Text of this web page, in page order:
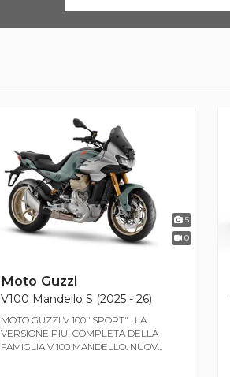
5
0
Moto Guzzi
V100 Mandello S (2025 - 26)
MOTO GUZZI V 100 "SPORT" , LA
VERSIONE PIU' COMPLETA DELLA
FAMIGLIA V 100 MANDELLO. NUOV...